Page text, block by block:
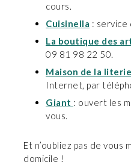
cours.
Cuisinella : service
La boutique des
09 81 98 22 50.
Maison de la literie
Internet, par
Giant : ouvert les
vous.
Et n’oubliez pas de
domicile !